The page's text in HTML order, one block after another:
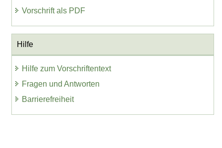
Vorschrift als PDF
Hilfe
Hilfe zum Vorschriftentext
Fragen und Antworten
Barrierefreiheit